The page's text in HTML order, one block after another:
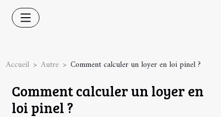
Accueil Autre Comment calculer un loyer en loi pinel ?
Comment calculer un loyer en
loi pinel ?